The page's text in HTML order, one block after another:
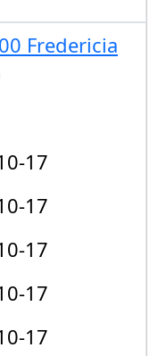
Fredericia
17
17
17
17
17